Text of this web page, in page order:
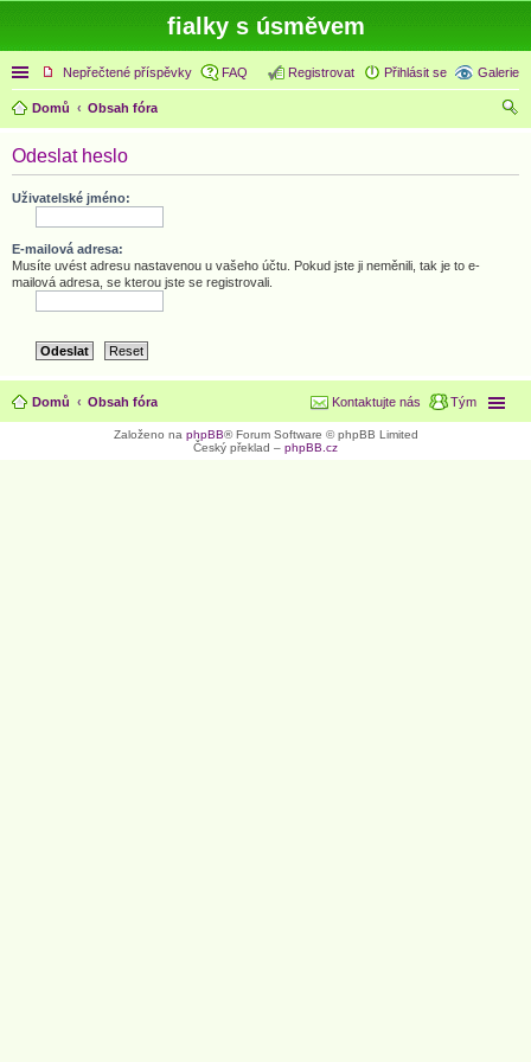
fialky s úsměvem
Rychlé odkazy
Nepřečtené příspěvky Galerie
FAQ Přihlásit se
Registrovat
Domů
Obsah fóra
Odeslat heslo
Uživatelské jméno:
E-mailová adresa:
Musíte uvést adresu nastavenou u vašeho účtu. Pokud jste ji neměnili, tak je to e-
mailová adresa, se kterou jste se registrovali.
Domů Obsah fóra Tým
Kontaktujte nás
Založeno na phpBB® Forum Software © phpBB Limited
Český překlad – phpBB.cz